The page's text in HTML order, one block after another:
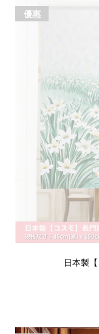
優惠
日本製